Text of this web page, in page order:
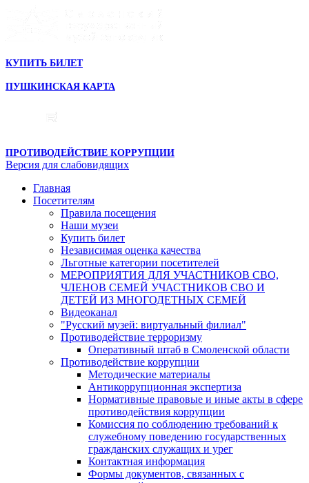
КУПИТЬ БИЛЕТ
ПУШКИНСКАЯ КАРТА
ПРОТИВОДЕЙСТВИЕ КОРРУПЦИИ
Версия для слабовидящих
Главная
Посетителям
Правила посещения
Наши музеи
Купить билет
Независимая оценка качества
Льготные категории посетителей
МЕРОПРИЯТИЯ ДЛЯ УЧАСТНИКОВ СВО,
ЧЛЕНОВ СЕМЕЙ УЧАСТНИКОВ СВО И
ДЕТЕЙ ИЗ МНОГОДЕТНЫХ СЕМЕЙ
Видеоканал
"Русский музей: виртуальный филиал"
Противодействие терроризму
Оперативный штаб в Смоленской области
Противодействие коррупции
Методические материалы
Антикоррупционная экспертиза
Нормативные правовые и иные акты в сфере
противодействия коррупции
Комиссия по соблюдению требований к
служебному поведению государственных
гражданских служащих и урег
Контактная информация
Формы документов, связанных с